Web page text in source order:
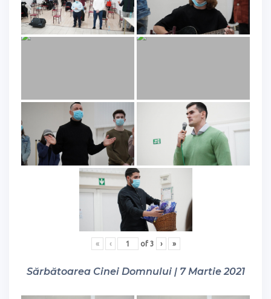
« ‹ of 3 › »
Sărbătoarea Cinei Domnului | 7 Martie 2021